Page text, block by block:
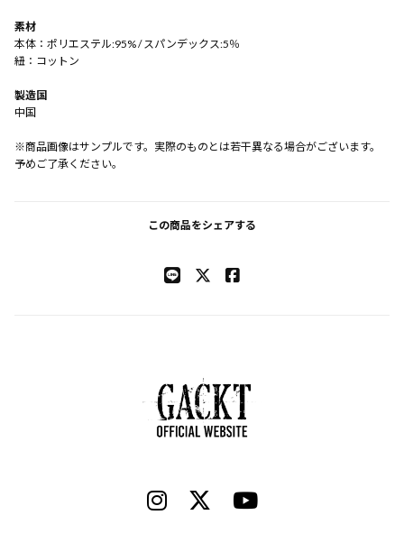
素材
本体：ポリエステル:95% / スパンデックス:5％
紐：コットン
製造国
中国
※商品画像はサンプルです。実際のものとは若干異なる場合がございます。
予めご了承ください。
この商品をシェアする